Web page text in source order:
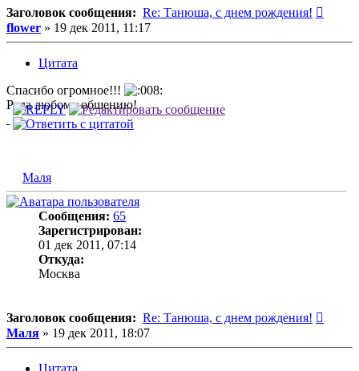
Заголовок сообщения: Re: Танюша, с днем рождения!
flower » 19 дек 2011, 11:17
Цитата
Спасибо огромное!!!
Рада любому общению!
Маля
Сообщения: 65
Зарегистрирован:
01 дек 2011, 07:14
Откуда:
Москва
Заголовок сообщения: Re: Танюша, с днем рождения!
Маля » 19 дек 2011, 18:07
Цитата